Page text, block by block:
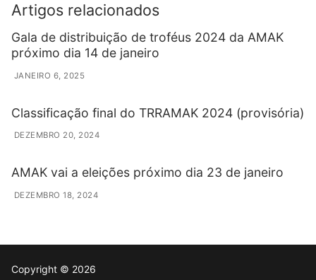
Artigos relacionados
Gala de distribuição de troféus 2024 da AMAK
próximo dia 14 de janeiro
JANEIRO 6, 2025
Classificação final do TRRAMAK 2024 (provisória)
DEZEMBRO 20, 2024
AMAK vai a eleições próximo dia 23 de janeiro
DEZEMBRO 18, 2024
Copyright © 2026